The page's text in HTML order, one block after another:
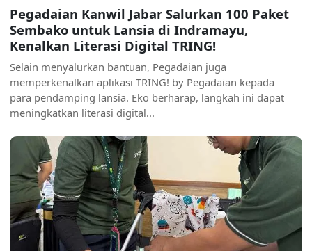
Pegadaian Kanwil Jabar Salurkan 100 Paket
Sembako untuk Lansia di Indramayu,
Kenalkan Literasi Digital TRING!
Selain menyalurkan bantuan, Pegadaian juga
memperkenalkan aplikasi TRING! by Pegadaian kepada
para pendamping lansia. Eko berharap, langkah ini dapat
meningkatkan literasi digital...